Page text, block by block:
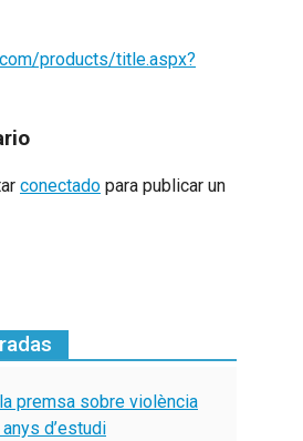
products/title.aspx?
conectado para publicar un
premsa sobre violència
d’estudi